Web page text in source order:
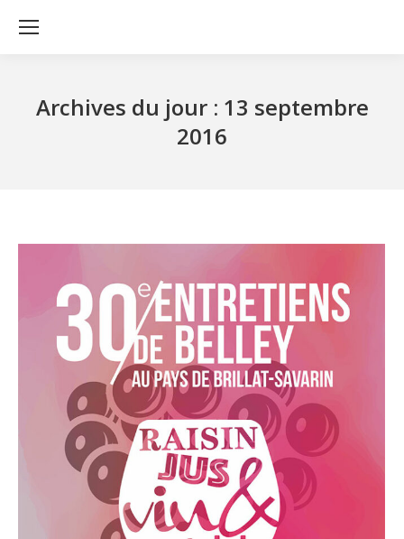
Archives du jour : 13 septembre
2016